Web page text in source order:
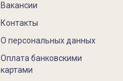
Вакансии
Контакты
О персональных данных
Оплата банковскими
картами